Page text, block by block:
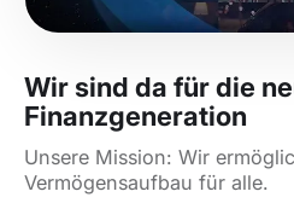
Wir sind da für die
Finanzgeneration
Unsere Mission: Wir
Vermögensaufbau für alle.